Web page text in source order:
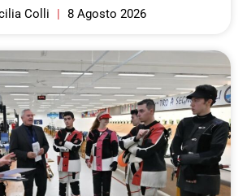
Colli 8 Agosto 2026